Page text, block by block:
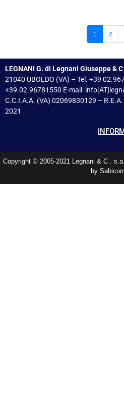
1 2
LEGNANI G. di Legnani Giuseppe &
21040 UBOLDO (VA) – Tel. +39
+39.02.96781550 E-mail:
C.C.I.A.A. (VA) 02069830129 –
2021
Copyright © 2005-2021 Legnani & C .
by